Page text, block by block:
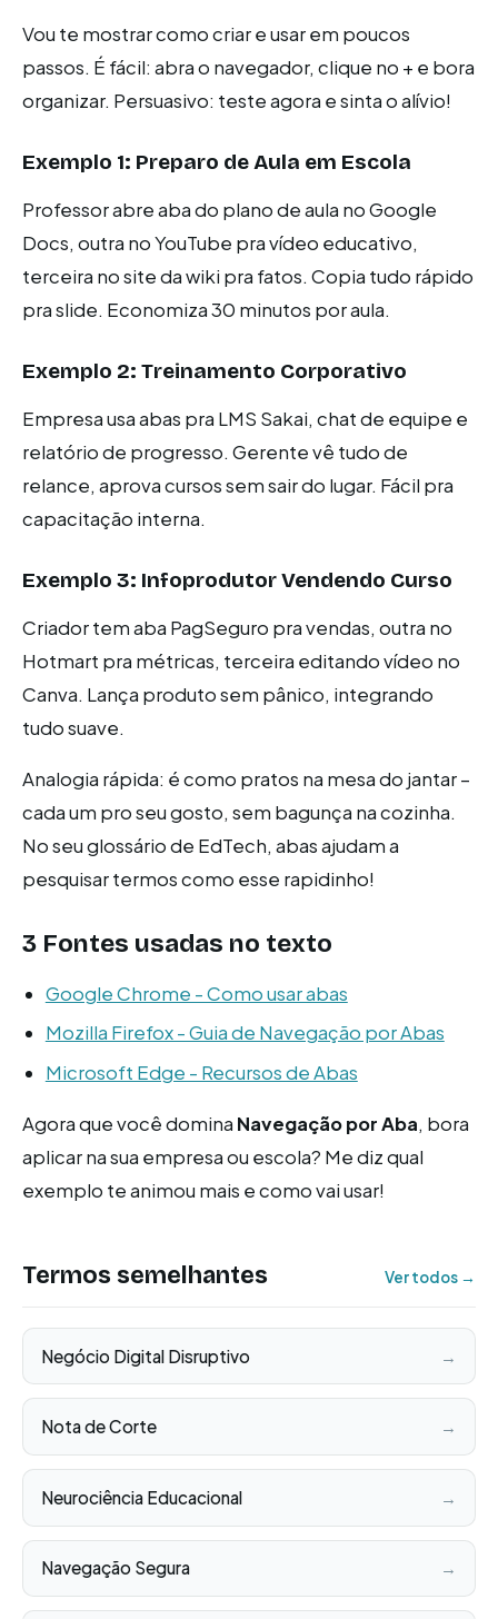
Vou te mostrar como criar e usar em poucos
passos. É fácil: abra o navegador, clique no + e bora
organizar. Persuasivo: teste agora e sinta o alívio!
Exemplo 1: Preparo de Aula em Escola
Professor abre aba do plano de aula no Google
Docs, outra no YouTube pra vídeo educativo,
terceira no site da wiki pra fatos. Copia tudo rápido
pra slide. Economiza 30 minutos por aula.
Exemplo 2: Treinamento Corporativo
Empresa usa abas pra LMS Sakai, chat de equipe e
relatório de progresso. Gerente vê tudo de
relance, aprova cursos sem sair do lugar. Fácil pra
capacitação interna.
Exemplo 3: Infoprodutor Vendendo Curso
Criador tem aba PagSeguro pra vendas, outra no
Hotmart pra métricas, terceira editando vídeo no
Canva. Lança produto sem pânico, integrando
tudo suave.
Analogia rápida: é como pratos na mesa do jantar –
cada um pro seu gosto, sem bagunça na cozinha.
No seu glossário de EdTech, abas ajudam a
pesquisar termos como esse rapidinho!
3 Fontes usadas no texto
Google Chrome - Como usar abas
Mozilla Firefox - Guia de Navegação por Abas
Microsoft Edge - Recursos de Abas
Agora que você domina Navegação por Aba, bora
aplicar na sua empresa ou escola? Me diz qual
exemplo te animou mais e como vai usar!
Termos semelhantes Ver todos →
Negócio Digital Disruptivo →
Nota de Corte →
Neurociência Educacional →
Navegação Segura →